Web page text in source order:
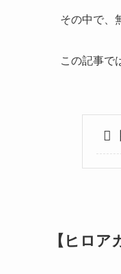
その中で、
この記事で
【ヒロ